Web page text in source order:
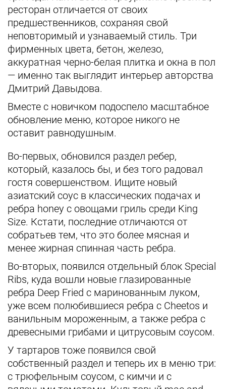
ресторан отличается от своих
предшественников, сохраняя свой
неповторимый и узнаваемый стиль. Три
фирменных цвета, бетон, железо,
аккуратная черно-белая плитка и окна в пол
— именно так выглядит интерьер авторства
Дмитрий Давыдова.
Вместе с новичком подоспело масштабное
обновление меню, которое никого не
оставит равнодушным.
Во-первых, обновился раздел ребер,
который, казалось бы, и без того радовал
гостя совершенством. Ищите новый
азиатский соус в классических подачах и
ребра honey с овощами гриль среди King
Size. Кстати, последние отличаются от
собратьев тем, что это более мясная и
менее жирная спинная часть ребра.
Во-вторых, появился отдельный блок Special
Ribs, куда вошли новые глазированные
ребра Deep Fried с маринованным луком,
уже всем полюбившиеся ребра с Cheetos и
ванильным мороженным, а также ребра с
древесными грибами и цитрусовым соусом.
У тартаров тоже появился свой
собственный раздел и теперь их в меню три:
с трюфельным соусом, с кимчи и с